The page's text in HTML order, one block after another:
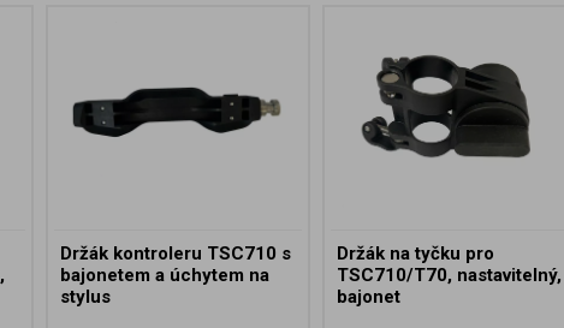
Držák kontroleru TSC710 s
bajonetem a úchytem na
stylus
Držák na tyčku pro
TSC710/T70, nastavitelný,
bajonet